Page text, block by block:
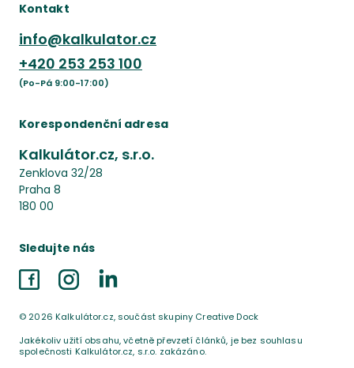
Kontakt
info@kalkulator.cz
+420 253 253 100
(Po-Pá 9:00-17:00)
Korespondenční adresa
Kalkulátor.cz, s.r.o.
Zenklova 32/28
Praha 8
180 00
Sledujte nás
FacebookInstagramLinkedIn
© 2026 Kalkulátor.cz, součást skupiny Creative Dock
Jakékoliv užití obsahu, včetně převzetí článků, je bez souhlasu
společnosti Kalkulátor.cz, s.r.o. zakázáno.